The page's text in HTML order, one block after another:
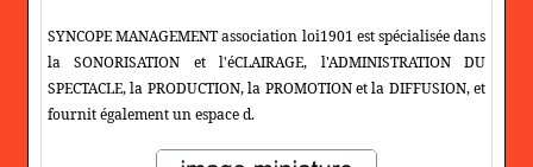
SYNCOPE MANAGEMENT association loi1901 est spécialisée dans
la SONORISATION et l'éCLAIRAGE, l'ADMINISTRATION DU
SPECTACLE, la PRODUCTION, la PROMOTION et la DIFFUSION, et
fournit également un espace d.